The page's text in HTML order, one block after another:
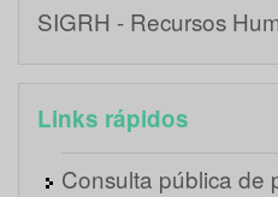
SIGRH - Recursos
Links rápidos
Consulta pública de